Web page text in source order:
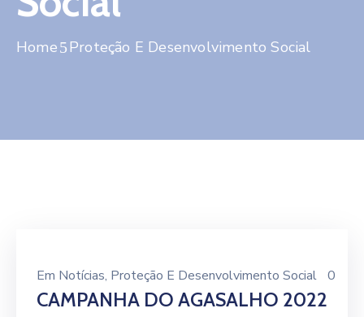
Home Proteção E Desenvolvimento Social
Em Notícias‚ Proteção E Desenvolvimento Social 0
CAMPANHA DO AGASALHO 2022